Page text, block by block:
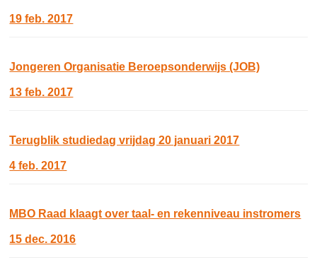
19 feb. 2017
Jongeren Organisatie Beroepsonderwijs (JOB)
13 feb. 2017
Terugblik studiedag vrijdag 20 januari 2017
4 feb. 2017
MBO Raad klaagt over taal- en rekenniveau instromers
15 dec. 2016